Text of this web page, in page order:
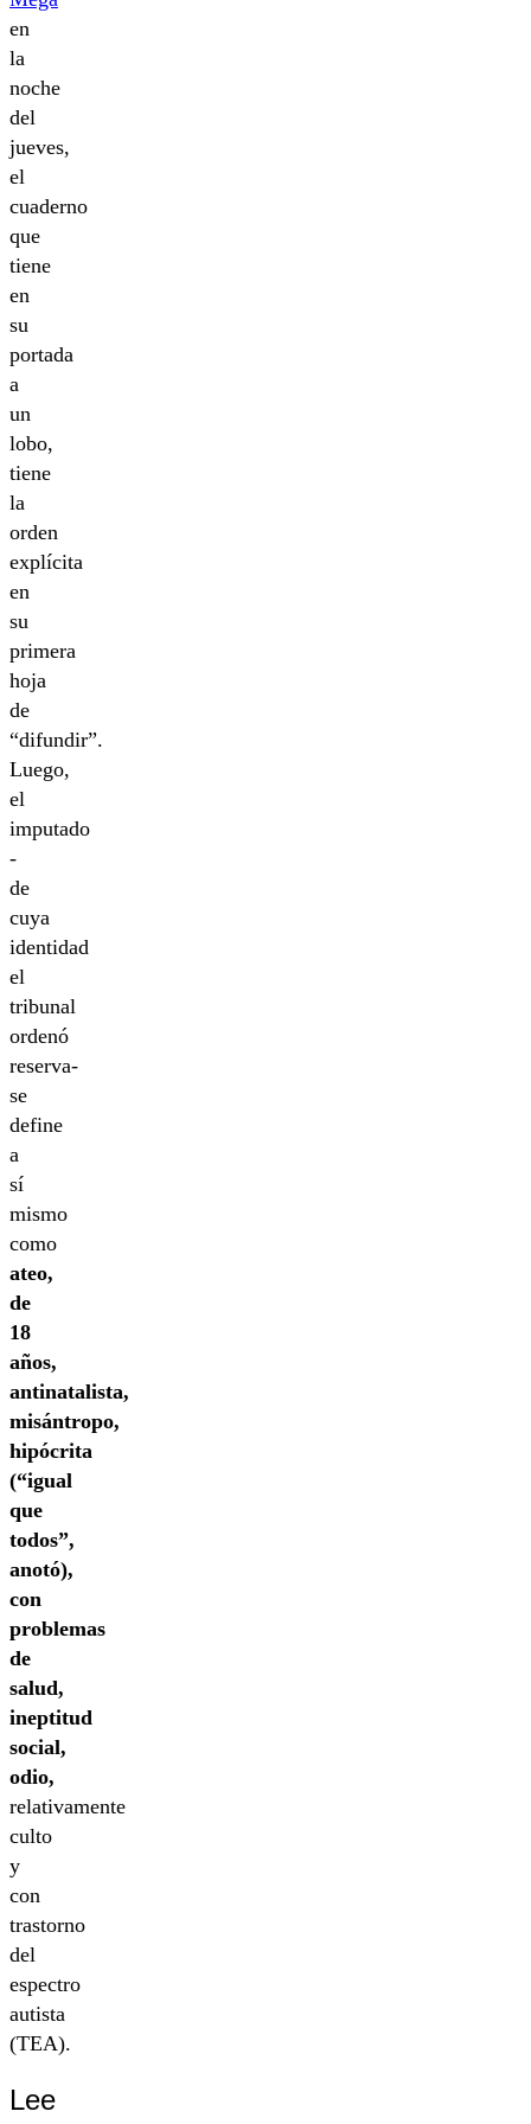
en
la
noche
del
jueves,
el
cuaderno
que
tiene
en
su
portada
a
un
lobo,
tiene
la
orden
explícita
en
su
primera
hoja
de
“difundir”.
Luego,
el
imputado
-
de
cuya
identidad
el
tribunal
ordenó
reserva-
se
define
a
sí
mismo
como
ateo,
de
18
años,
antinatalista,
misántropo,
hipócrita
(“igual
que
todos”,
anotó),
con
problemas
de
salud,
ineptitud
social,
odio,
relativamente
culto
y
con
trastorno
del
espectro
autista
(TEA).
Lee